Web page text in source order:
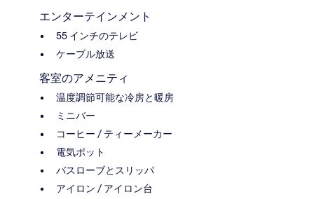
エンターテインメント
55 インチのテレビ
ケーブル放送
客室のアメニティ
温度調節可能な冷房と暖房
ミニバー
コーヒー / ティーメーカー
電気ポット
バスローブとスリッパ
アイロン / アイロン台